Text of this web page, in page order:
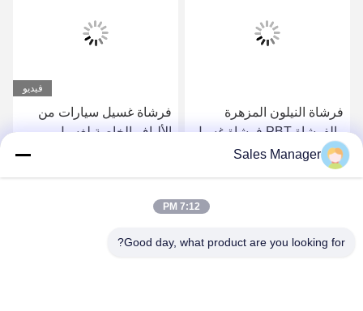
فرشاة النيلون المزهرة
والفرشاة PBT فرشاة غسيل
السيارات فرشاة الدوار
للتنظيف اللطيف
فيديو
فرشاة غسيل سيارات من
الألياف الخاصة لغسيل
Sales Manager
7:12 PM
Good day, what product are you looking for?